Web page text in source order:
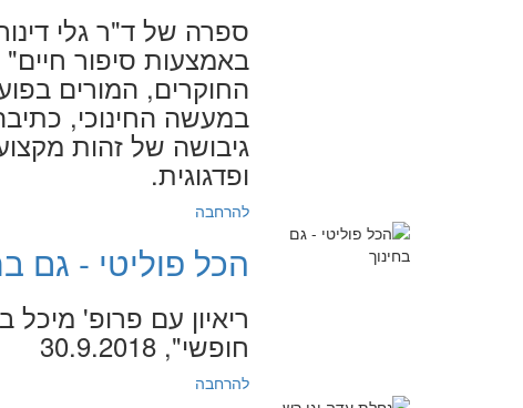
ספרה של ד"ר גלי
החוקרים, המורים
במעשה החינוכי,
גיבושה של זהות
ופדגוגית.
להרחבה
הכל פוליטי - גם
ריאיון עם פרופ'
חופשי", 30.9.2018
להרחבה